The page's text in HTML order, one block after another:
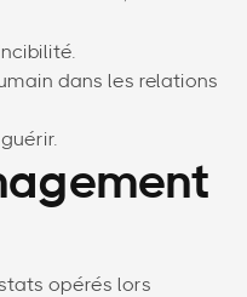
dans les relations
opérés lors